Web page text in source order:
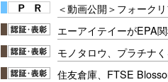
＜動画公開＞フォーク
エーアイテイーがEPA
モノタロウ、プラチナ
住友倉庫、FTSE